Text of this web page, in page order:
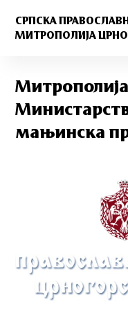
СРПСКА
МИТРОПОЛИЈА
мањинска